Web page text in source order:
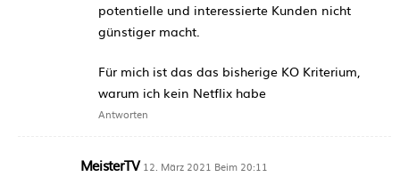
potentielle und interessierte Kunden nicht
günstiger macht.
Für mich ist das das bisherige KO Kriterium,
warum ich kein Netflix habe
Antworten
MeisterTV 12. März 2021 Beim 20:11